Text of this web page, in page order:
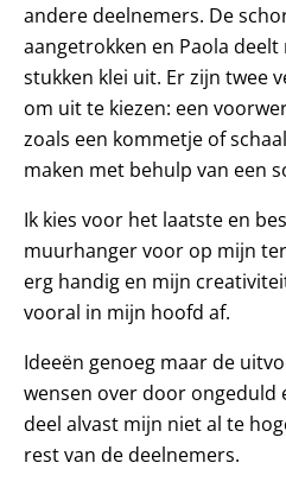
andere deelnemers. De
aangetrokken en Paola
stukken klei uit. Er zijn twee
om uit te kiezen: een
zoals een kommetje of
maken met behulp van een
Ik kies voor het laatste en
muurhanger voor op mijn
erg handig en mijn
vooral in mijn hoofd af.
Ideeën genoeg maar de
wensen over door ongeduld
deel alvast mijn niet al te
rest van de deelnemers.